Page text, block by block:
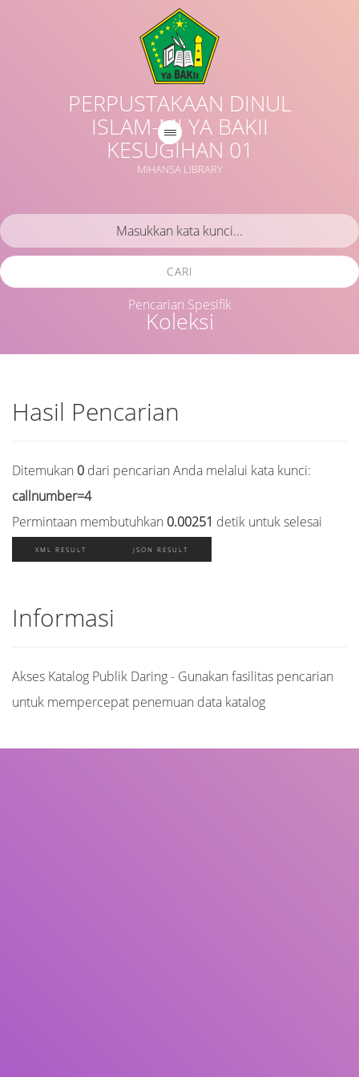
PERPUSTAKAAN DINUL
ISLAM-MI YA BAKII
KESUGIHAN 01
MIHANSA LIBRARY
Koleksi
CARI
Pencarian Spesifik
Hasil Pencarian
Ditemukan 0 dari pencarian Anda melalui kata kunci:
callnumber=4
Permintaan membutuhkan 0.00251 detik untuk selesai
XML RESULT JSON RESULT
Informasi
Akses Katalog Publik Daring - Gunakan fasilitas pencarian
untuk mempercepat penemuan data katalog